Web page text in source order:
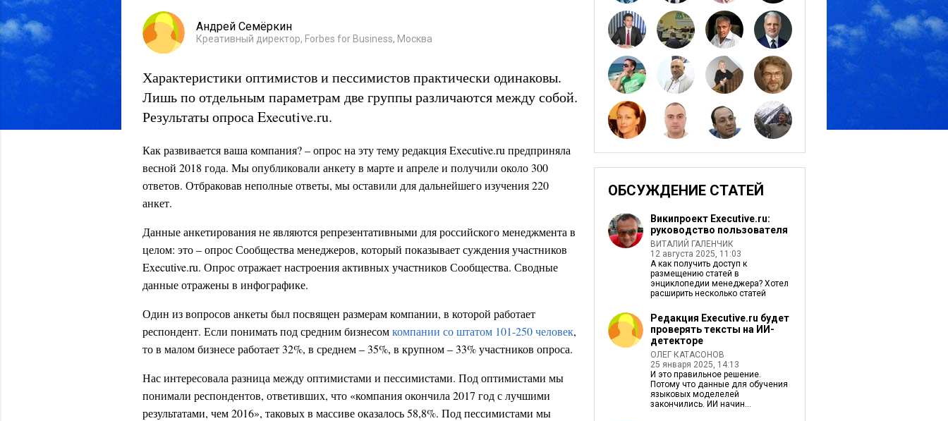
Андрей Семёркин
Креативный директор, Forbes for Business, Москва
Характеристики оптимистов и пессимистов практически одинаковы.
Лишь по отдельным параметрам две группы различаются между собой.
Результаты опроса Executive.ru.
Как развивается ваша компания? – опрос на эту тему редакция Executive.ru предприняла
весной 2018 года. Мы опубликовали анкету в марте и апреле и получили около 300
ответов. Отбраковав неполные ответы, мы оставили для дальнейшего изучения 220
анкет.
Данные анкетирования не являются репрезентативными для российского менеджмента в
целом: это – опрос Сообщества менеджеров, который показывает суждения участников
Executive.ru. Опрос отражает настроения активных участников Сообщества. Сводные
данные отражены в инфографике.
Один из вопросов анкеты был посвящен размерам компании, в которой работает
респондент. Если понимать под средним бизнесомкомпании со штатом 101-250 человек,
то в малом бизнесе работает 32%, в среднем – 35%, в крупном – 33% участников опроса.
Нас интересовала разница между оптимистами и пессимистами. Под оптимистами мы
понимали респондентов, ответивших, что «компания окончила 2017 год с лучшими
результатами, чем 2016», таковых в массиве оказалось 58,8%. Под пессимистами мы
ОБСУЖДЕНИЕ СТАТЕЙ
Википроект Еxecutive.ru:
руководство пользователя
ВИТАЛИЙ ГАЛЕНЧИК
12 августа 2025, 11:03
А как получить доступ к
размещению статей в
энциклопедии менеджера? Хотел
расширить несколько статей
Редакция Executive.ru будет
проверять тексты на ИИ-
детекторе
ОЛЕГ КАТАСОНОВ
25 января 2025, 14:13
И это правильное решение.
Потому что данные для обучения
языковых моделелей
закончились. ИИ начин...